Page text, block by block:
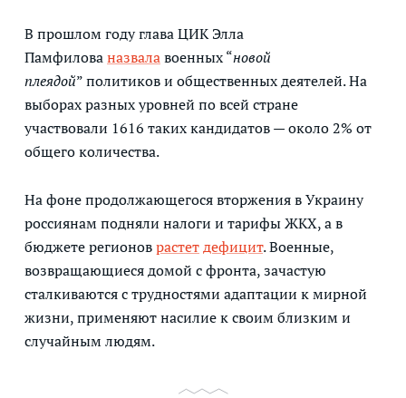
В прошлом году глава ЦИК Элла
Памфилованазвалавоенных “новой
плеядой” политиков и общественных деятелей. На
выборах разных уровней по всей стране
участвовали 1616 таких кандидатов — около 2% от
общего количества.
На фоне продолжающегося вторжения в Украину
россиянам подняли налоги и тарифы ЖКХ, а в
бюджете регионоврастетдефицит. Военные,
возвращающиеся домой с фронта, зачастую
сталкиваются с трудностями адаптации к мирной
жизни, применяют насилие к своим близким и
случайным людям.